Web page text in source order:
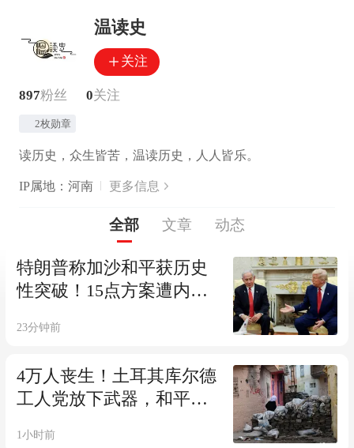
温读史
关注
897粉丝 0关注
2枚勋章
读历史，众生皆苦，温读历史，人人皆乐。
IP属地：河南 更多信息
全部 文章 动态
特朗普称加沙和平获历史
性突破！15点方案遭内塔
23分钟前
4万人丧生！土耳其库尔德
工人党放下武器，和平却
1小时前